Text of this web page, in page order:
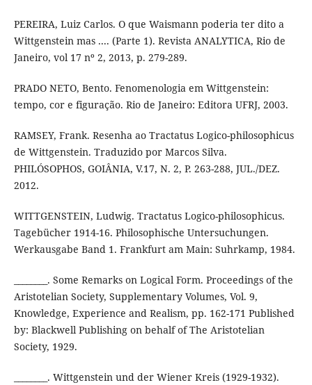
PEREIRA, Luiz Carlos. O que Waismann poderia ter dito a
Wittgenstein mas .... (Parte 1). Revista ANALYTICA, Rio de
Janeiro, vol 17 nº 2, 2013, p. 279-289.
PRADO NETO, Bento. Fenomenologia em Wittgenstein:
tempo, cor e figuração. Rio de Janeiro: Editora UFRJ, 2003.
RAMSEY, Frank. Resenha ao Tractatus Logico-philosophicus
de Wittgenstein. Traduzido por Marcos Silva.
PHILÓSOPHOS, GOIÂNIA, V.17, N. 2, P. 263-288, JUL./DEZ.
2012.
WITTGENSTEIN, Ludwig. Tractatus Logico-philosophicus.
Tagebücher 1914-16. Philosophische Untersuchungen.
Werkausgabe Band 1. Frankfurt am Main: Suhrkamp, 1984.
________. Some Remarks on Logical Form. Proceedings of the
Aristotelian Society, Supplementary Volumes, Vol. 9,
Knowledge, Experience and Realism, pp. 162-171 Published
by: Blackwell Publishing on behalf of The Aristotelian
Society, 1929.
________. Wittgenstein und der Wiener Kreis (1929-1932).